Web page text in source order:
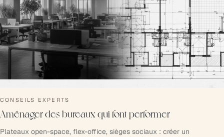
CONSEILS EXPERTS
Aménager des bureaux qui font performer
Plateaux open-space, flex-office, sièges sociaux : créer un